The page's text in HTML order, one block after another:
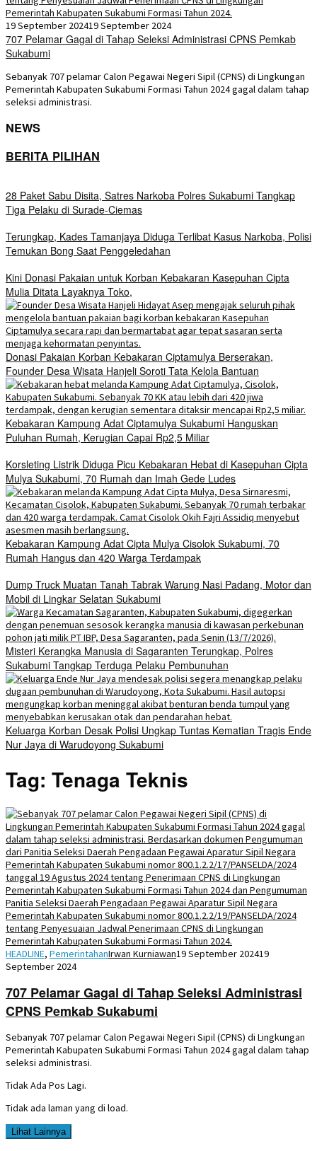
19 September 202419 September 2024
707 Pelamar Gagal di Tahap Seleksi Administrasi CPNS Pemkab
Sukabumi
Sebanyak 707 pelamar Calon Pegawai Negeri Sipil (CPNS) di Lingkungan
Pemerintah Kabupaten Sukabumi Formasi Tahun 2024 gagal dalam tahap
seleksi administrasi.
NEWS
BERITA PILIHAN
28 Paket Sabu Disita, Satres Narkoba Polres Sukabumi Tangkap
Tiga Pelaku di Surade-Ciemas
Terungkap, Kades Tamanjaya Diduga Terlibat Kasus Narkoba, Polisi
Temukan Bong Saat Penggeledahan
Kini Donasi Pakaian untuk Korban Kebakaran Kasepuhan Cipta
Mulia Ditata Layaknya Toko,
Donasi Pakaian Korban Kebakaran Ciptamulya Berserakan,
Founder Desa Wisata Hanjeli Soroti Tata Kelola Bantuan
Kebakaran Kampung Adat Ciptamulya Sukabumi Hanguskan
Puluhan Rumah, Kerugian Capai Rp2,5 Miliar
Korsleting Listrik Diduga Picu Kebakaran Hebat di Kasepuhan Cipta
Mulya Sukabumi, 70 Rumah dan Imah Gede Ludes
Kebakaran Kampung Adat Cipta Mulya Cisolok Sukabumi, 70
Rumah Hangus dan 420 Warga Terdampak
Dump Truck Muatan Tanah Tabrak Warung Nasi Padang, Motor dan
Mobil di Lingkar Selatan Sukabumi
Misteri Kerangka Manusia di Sagaranten Terungkap, Polres
Sukabumi Tangkap Terduga Pelaku Pembunuhan
Keluarga Korban Desak Polisi Ungkap Tuntas Kematian Tragis Ende
Nur Jaya di Warudoyong Sukabumi
Tag: Tenaga Teknis
HEADLINE, PemerintahanIrwan Kurniawan19 September 202419
September 2024
707 Pelamar Gagal di Tahap Seleksi Administrasi
CPNS Pemkab Sukabumi
Sebanyak 707 pelamar Calon Pegawai Negeri Sipil (CPNS) di Lingkungan
Pemerintah Kabupaten Sukabumi Formasi Tahun 2024 gagal dalam tahap
seleksi administrasi.
Tidak Ada Pos Lagi.
Tidak ada laman yang di load.
Lihat Lainnya